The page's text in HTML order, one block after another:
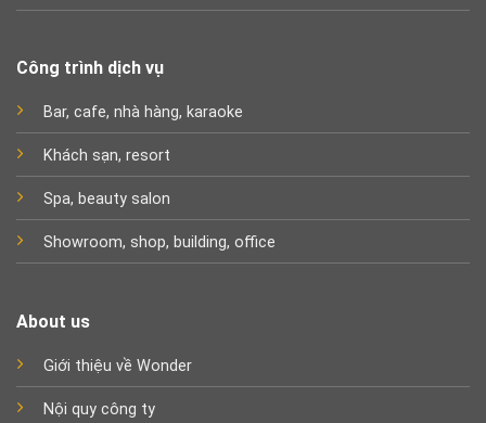
Công trình dịch vụ
Bar, cafe, nhà hàng, karaoke
Khách sạn, resort
Spa, beauty salon
Showroom, shop, building, office
About us
Giới thiệu về Wonder
Nội quy công ty